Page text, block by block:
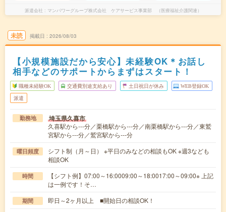
派遣会社 マンパワーグループ株式会社 ケアサービス事業部 （医療福祉介護関連）
未読 掲載日 2026/08/03
【小規模施設だから安心】未経験OK＊お話し
相手などのサポートからまずはスタート！
職種未経験OK 交通費別途支給あり 土日祝日が休み WEB登録OK
派遣
勤務地 埼玉県久喜市
久喜駅から---分／栗橋駅から---分／南栗橋駅から---分／東鷲
宮駅から---分／鷲宮駅から---分
曜日頻度
シフト制（月～日） ※平日のみなどの相談もOK ※週3なども
相談OK
時間
【シフト例】07:00～16:0009:00～18:0017:00～09:00※ 上記
は一例です！そ…
期間 即日～2ヶ月以上 ■開始日の相談OK！